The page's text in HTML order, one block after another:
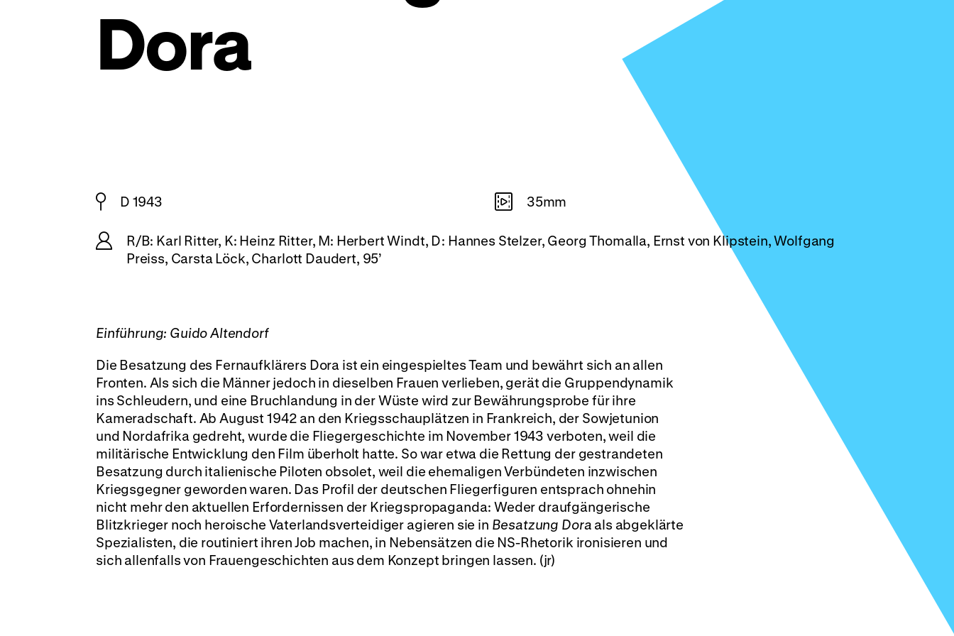
Dora
D 1943 35mm
R/B: Karl Ritter, K: Heinz Ritter, M: Herbert Windt, D: Hannes Stelzer, Georg Thomalla, Ernst von Klipstein, Wolfgang
Preiss, Carsta Löck, Charlott Daudert, 95’
Einführung: Guido Altendorf
Die Besatzung des Fernaufklärers Dora ist ein eingespieltes Team und bewährt sich an allen
Fronten. Als sich die Männer jedoch in dieselben Frauen verlieben, gerät die Gruppendynamik
ins Schleudern, und eine Bruchlandung in der Wüste wird zur Bewährungsprobe für ihre
Kameradschaft. Ab August 1942 an den Kriegsschauplätzen in Frankreich, der Sowjetunion
und Nordafrika gedreht, wurde die Fliegergeschichte im November 1943 verboten, weil die
militärische Entwicklung den Film überholt hatte. So war etwa die Rettung der gestrandeten
Besatzung durch italienische Piloten obsolet, weil die ehemaligen Verbündeten inzwischen
Kriegsgegner geworden waren. Das Profil der deutschen Fliegerfiguren entsprach ohnehin
nicht mehr den aktuellen Erfordernissen der Kriegspropaganda: Weder draufgängerische
Blitzkrieger noch heroische Vaterlandsverteidiger agieren sie in Besatzung Dora als abgeklärte
Spezialisten, die routiniert ihren Job machen, in Nebensätzen die NS-Rhetorik ironisieren und
sich allenfalls von Frauengeschichten aus dem Konzept bringen lassen. (jr)